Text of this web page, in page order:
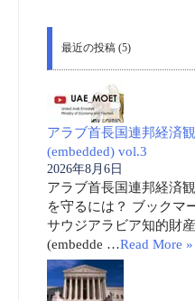
最近の投稿 (5)
アラブ首長国連邦経済
(embedded) vol.3
2026年8月6日
アラブ首長国連邦経済
を守るには？ ブックマ
サウジアラビア知的財
(embedde …Read More »